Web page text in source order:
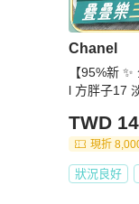
Chanel
【95%新
l 方胖子17
TWD
現折
狀況良好